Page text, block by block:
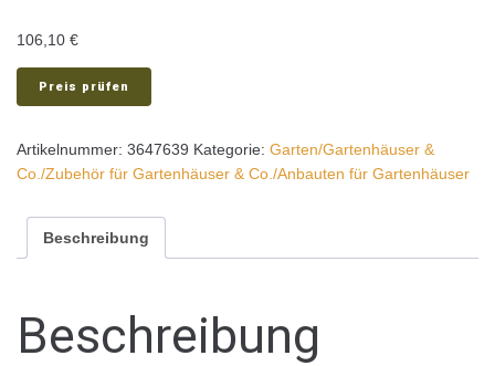
106,10 €
Preis prüfen
Artikelnummer: 3647639 Kategorie: Garten/Gartenhäuser &
Co./Zubehör für Gartenhäuser & Co./Anbauten für Gartenhäuser
Beschreibung
Beschreibung